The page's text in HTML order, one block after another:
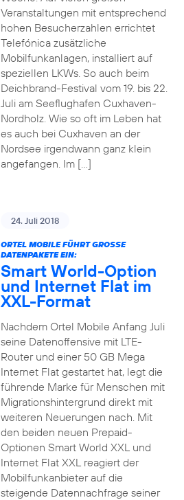
Veranstaltungen mit entsprechend
hohen Besucherzahlen errichtet
Telefónica zusätzliche
Mobilfunkanlagen, installiert auf
speziellen LKWs. So auch beim
Deichbrand-Festival vom 19. bis 22.
Juli am Seeflughafen Cuxhaven-
Nordholz. Wie so oft im Leben hat
es auch bei Cuxhaven an der
Nordsee irgendwann ganz klein
angefangen. Im […]
24. Juli 2018
ORTEL MOBILE FÜHRT GROSSE D
ATENPAKETE EIN:
Smart World-Option
und Internet Flat im
XXL-Format
Nachdem Ortel Mobile Anfang Juli
seine Datenoffensive mit LTE-
Router und einer 50 GB Mega
Internet Flat gestartet hat, legt die
führende Marke für Menschen mit
Migrationshintergrund direkt mit
weiteren Neuerungen nach. Mit
den beiden neuen Prepaid-
Optionen Smart World XXL und
Internet Flat XXL reagiert der
Mobilfunkanbieter auf die
steigende Datennachfrage seiner